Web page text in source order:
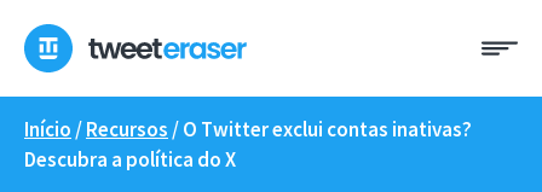
para
conteúdo
Início /Recursos /O Twitter exclui contas inativas?
Descubra a política do X